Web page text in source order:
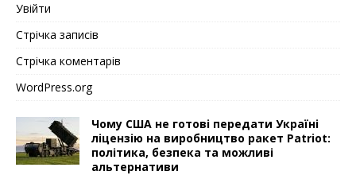
Увійти
Стрічка записів
Стрічка коментарів
WordPress.org
Чому США не готові передати Україні
ліцензію на виробництво ракет Patriot:
політика, безпека та можливі
альтернативи